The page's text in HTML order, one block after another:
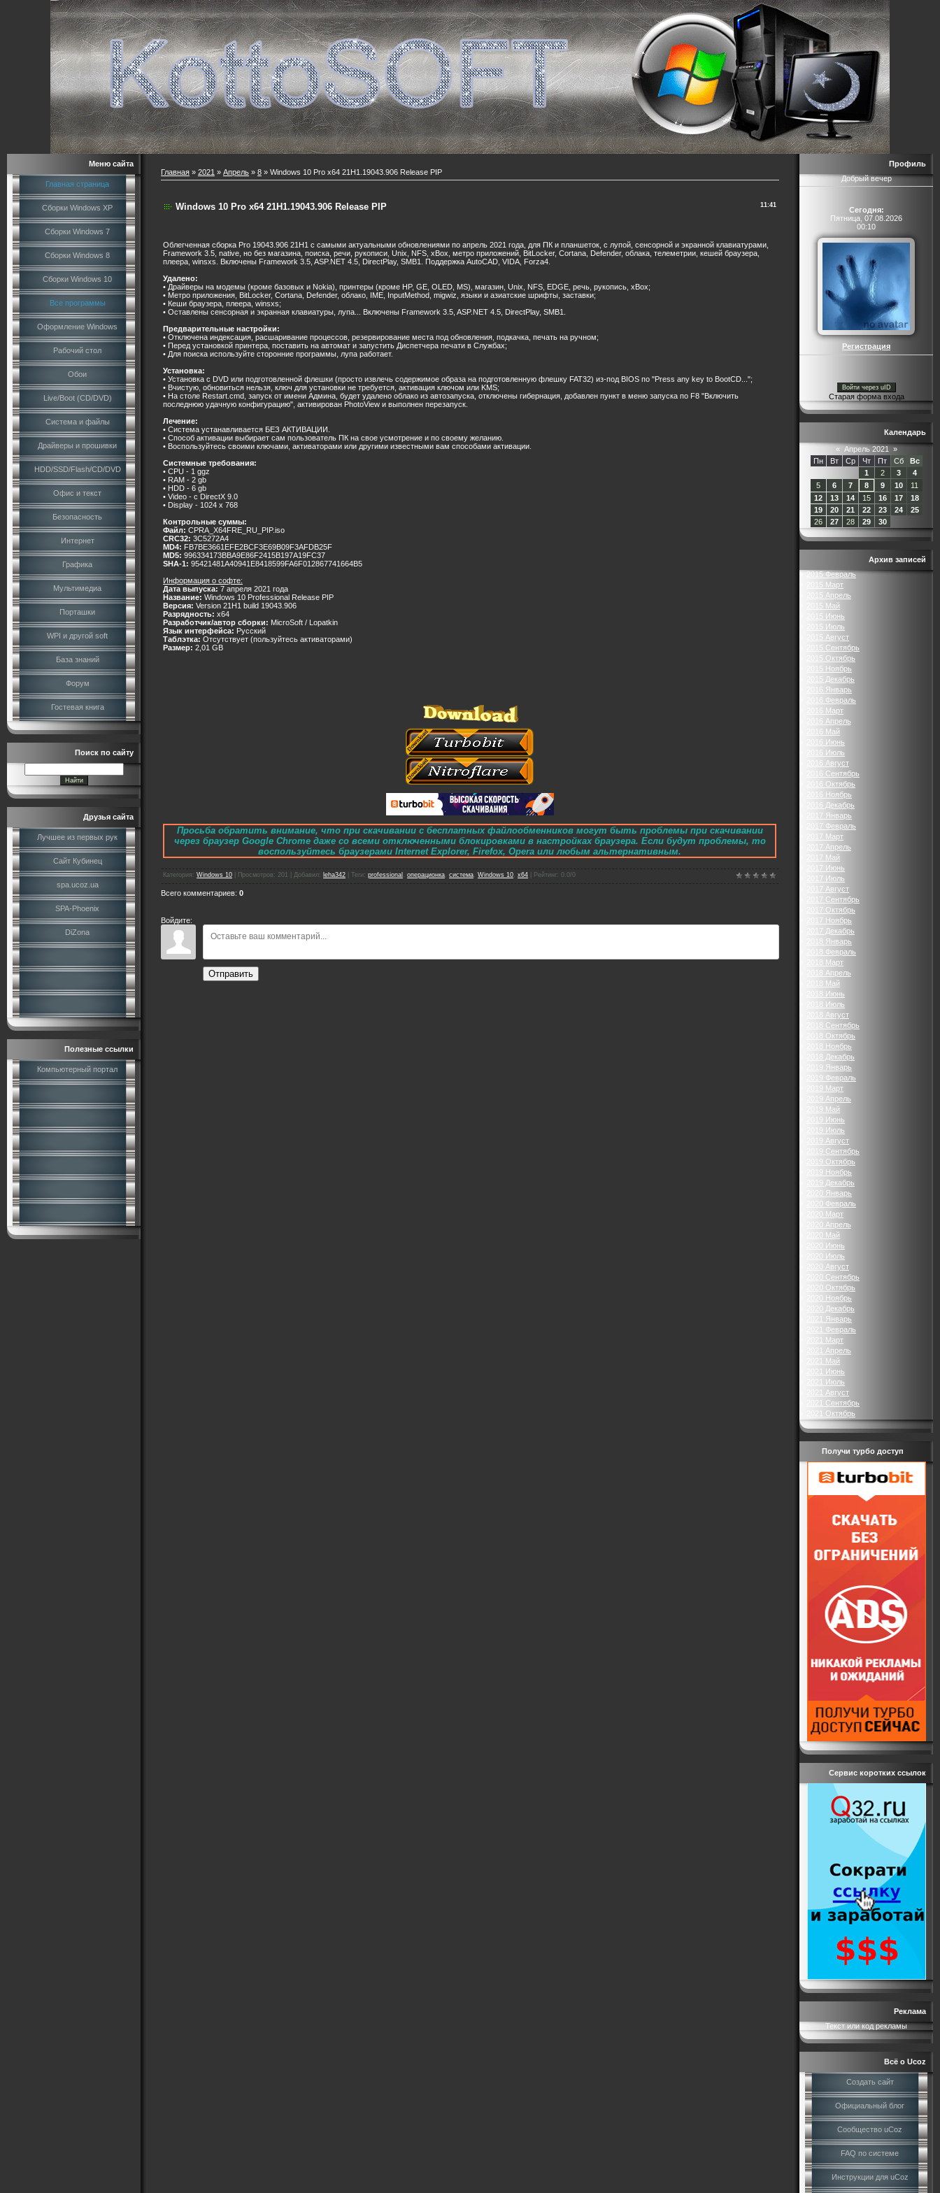
Меню сайта
Главная страница
Сборки Windows XP
Сборки Windows 7
Сборки Windows 8
Сборки Windows 10
Все программы
Оформление Windows
Рабочий стол
Обои
Live/Boot (CD/DVD)
Система и файлы
Драйверы и прошивки
HDD/SSD/Flash/CD/DVD
Офис и текст
Безопасность
Интернет
Графика
Мультимедиа
Порташки
WPI и другой soft
База знаний
Форум
Гостевая книга
Поиск по сайту
Друзья сайта
Лучшее из первых рук
Сайт Кубинец
spa.ucoz.ua
SPA-Phoenix
DiZona
Полезные ссылки
Компьютерный портал
Главная » 2021 » Апрель » 8 » Windows 10 Pro x64 21H1.19043.906 Release PIP
11:41
Windows 10 Pro x64 21H1.19043.906 Release PIP
Облегченная сборка Pro 19043.906 21H1 с самыми актуальными обновлениями по апрель 2021 года, для ПК и планшеток, с лупой, сенсорной и экранной клавиатурами,
Framework 3.5, native, но без магазина, поиска, речи, рукописи, Unix, NFS, xBox, метро приложений, BitLocker, Cortana, Defender, облака, телеметрии, кешей браузера,
плеера, winsxs. Включены Framework 3.5, ASP.NET 4.5, DirectPlay, SMB1. Поддержка AutoCAD, VIDA, Forza4.
Удалено:
• Драйверы на модемы (кроме базовых и Nokia), принтеры (кроме HP, GE, OLED, MS), магазин, Unix, NFS, EDGE, речь, рукопись, xBox;
• Метро приложения, BitLocker, Cortana, Defender, облако, IME, InputMethod, migwiz, языки и азиатские шрифты, заставки;
• Кеши браузера, плеера, winsxs;
• Оставлены сенсорная и экранная клавиатуры, лупа... Включены Framework 3.5, ASP.NET 4.5, DirectPlay, SMB1.
Предварительные настройки:
• Отключена индексация, расшаривание процессов, резервирование места под обновления, подкачка, печать на ручном;
• Перед установкой принтера, поставить на автомат и запустить Диспетчера печати в Службах;
• Для поиска используйте сторонние программы, лупа работает.
Установка:
• Установка с DVD или подготовленной флешки (просто извлечь содержимое образа на подготовленную флешку FAT32) из-под BIOS по "Press any key to BootCD...";
• Вчистую, обновиться нельзя, ключ для установки не требуется, активация ключом или KMS;
• На столе Restart.cmd, запуск от имени Админа, будет удалено облако из автозапуска, отключены гибернация, добавлен пункт в меню запуска по F8 "Включить
последнюю удачную конфигурацию", активирован PhotoView и выполнен перезапуск.
Лечение:
• Система устанавливается БЕЗ АКТИВАЦИИ.
• Способ активации выбирает сам пользователь ПК на свое усмотрение и по своему желанию.
• Воспользуйтесь своими ключами, активаторами или другими известными вам способами активации.
Системные требования:
• CPU - 1 ggz
• RAM - 2 gb
• HDD - 6 gb
• Video - c DirectX 9.0
• Display - 1024 x 768
Контрольные суммы:
Файл: CPRA_X64FRE_RU_PIP.iso
CRC32: 3C5272A4
MD4: FB7BE3661EFE2BCF3E69B09F3AFDB25F
MD5: 996334173BBA9E86F2415B197A19FC37
SHA-1: 95421481A40941E8418599FA6F012867741664B5
Информация о софте:
Дата выпуска: 7 апреля 2021 года
Название: Windows 10 Professional Release PIP
Версия: Version 21H1 build 19043.906
Разрядность: x64
Разработчик/автор сборки: MicroSoft / Lopatkin
Язык интерфейса: Русский
Таблэтка: Отсутствует (пользуйтесь активаторами)
Размер: 2,01 GB
Просьба обратить внимание, что при скачивании с бесплатных файлообменников могут быть проблемы при скачивании
через браузер Google Chrome даже со всеми отключенными блокировками в настройках браузера. Если будут проблемы, то
воспользуйтесь браузерами Internet Explorer, Firefox, Opera или любым альтернативным.
Категория : Windows 10 Просмотров : 201 Добавил: leha342 Теги : professional , операционка, система, Windows 10, x64 Рейтинг: 0.0/0
Всего комментариев: 0
Войдите:
Отправить
Профиль
Добрый вечер
Сегодня:
Пятница, 07.08.2026
00:10
Регистрация
Войти через uID
Старая форма входа
Календарь
« Апрель 2021
»
Пн
Вт Ср Чт Пт Сб
Вс
1
2 3
4
5
6 7 8 9 10
11
12
13 14 15 16 17
18
19
20 21 22 23 24
25
26
27 28 29 30
Архив записей
2015 Февраль
2015 Март
2015 Апрель
2015 Май
2015 Июнь
2015 Июль
2015 Август
2015 Сентябрь
2015 Октябрь
2015 Ноябрь
2015 Декабрь
2016 Январь
2016 Февраль
2016 Март
2016 Апрель
2016 Май
2016 Июнь
2016 Июль
2016 Август
2016 Сентябрь
2016 Октябрь
2016 Ноябрь
2016 Декабрь
2017 Январь
2017 Февраль
2017 Март
2017 Апрель
2017 Май
2017 Июнь
2017 Июль
2017 Август
2017 Сентябрь
2017 Октябрь
2017 Ноябрь
2017 Декабрь
2018 Январь
2018 Февраль
2018 Март
2018 Апрель
2018 Май
2018 Июнь
2018 Июль
2018 Август
2018 Сентябрь
2018 Октябрь
2018 Ноябрь
2018 Декабрь
2019 Январь
2019 Февраль
2019 Март
2019 Апрель
2019 Май
2019 Июнь
2019 Июль
2019 Август
2019 Сентябрь
2019 Октябрь
2019 Ноябрь
2019 Декабрь
2020 Январь
2020 Февраль
2020 Март
2020 Апрель
2020 Май
2020 Июнь
2020 Июль
2020 Август
2020 Сентябрь
2020 Октябрь
2020 Ноябрь
2020 Декабрь
2021 Январь
2021 Февраль
2021 Март
2021 Апрель
2021 Май
2021 Июнь
2021 Июль
2021 Август
2021 Сентябрь
2021 Октябрь
Получи турбо доступ
Сервис коротких ссылок
Реклама
Текст или код рекламы
Всё о Ucoz
Создать сайт
Официальный блог
Сообщество uCoz
FAQ по системе
Инструкции для uCoz